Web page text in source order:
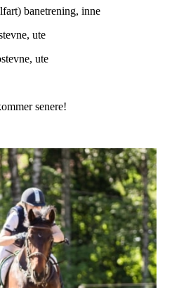
banetrening, inne
ute
ute
senere!